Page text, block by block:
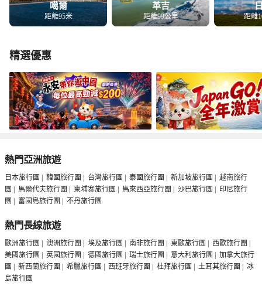
噶爾
距離95米
革吉
距離99公里 距離
精選優惠
熱門亞洲旅遊
日本旅行團 | 韓國旅行團 | 台灣旅行團 | 泰國旅行團 | 新加坡旅行團 | 越南旅行
團 | 馬爾代夫旅行團 | 柬埔寨旅行團 | 馬來西亞旅行團 | 沙巴旅行團 | 印尼旅行
團 | 富國島旅行團 | 不丹旅行團
熱門長線旅遊
歐洲旅行團 | 澳洲旅行團 | 埃及旅行團 | 南非旅行團 | 東歐旅行團 | 西歐旅行團 |
美國旅行團 | 英國旅行團 | 德國旅行團 | 瑞士旅行團 | 意大利旅行團 | 加拿大旅行
團 | 新西蘭旅行團 | 希臘旅行團 | 西班牙旅行團 | 杜拜旅行團 | 土耳其旅行團 | 冰
島旅行團